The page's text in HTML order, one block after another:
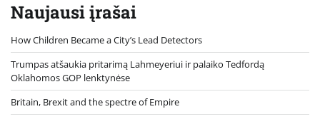
Naujausi įrašai
How Children Became a City’s Lead Detectors
Trumpas atšaukia pritarimą Lahmeyeriui ir palaiko Tedfordą
Oklahomos GOP lenktynėse
Britain, Brexit and the spectre of Empire